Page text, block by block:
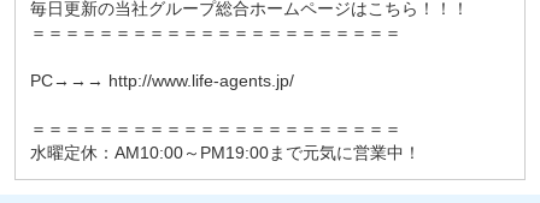
毎日更新の当社グループ総合ホームページはこちら！！！
＝＝＝＝＝＝＝＝＝＝＝＝＝＝＝＝＝＝＝＝＝＝
PC→→→ http://www.life-agents.jp/
＝＝＝＝＝＝＝＝＝＝＝＝＝＝＝＝＝＝＝＝＝＝
水曜定休：AM10:00～PM19:00まで元気に営業中！